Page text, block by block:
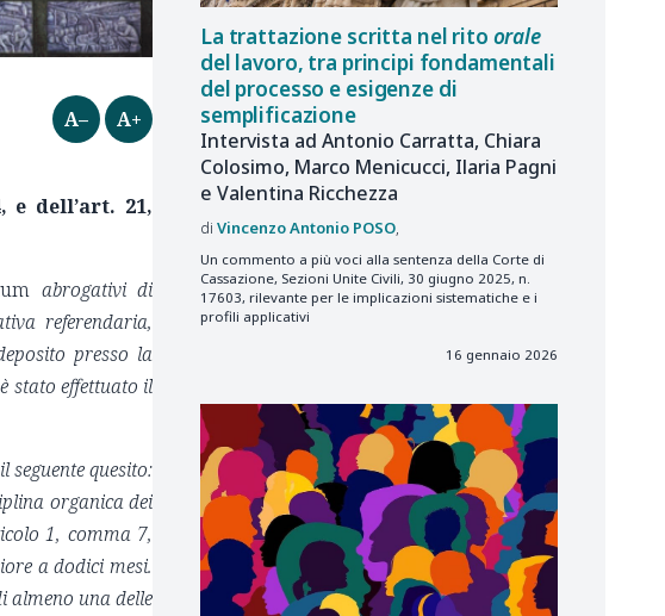
A– A+
e dell’art. 21,
abrogativi di
referendaria,
presso la
stato effettuato il
quesito:
organica dei
1, comma 7,
a dodici mesi.
almeno una delle
La trattazione scritta nel rito orale
del lavoro, tra principi fondamentali
del processo e esigenze di
semplificazione
Intervista ad Antonio Carratta, Chiara
Colosimo, Marco Menicucci, Ilaria Pagni
e Valentina Ricchezza
Vincenzo Antonio POSO
Un commento a più voci alla sentenza della Corte di
Cassazione, Sezioni Unite Civili, 30 giugno 2025, n.
17603, rilevante per le implicazioni sistematiche e i
profili applicativi
16 gennaio 2026